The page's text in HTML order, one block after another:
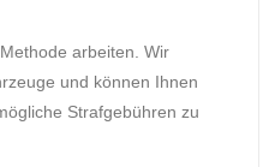
arbeiten. Wir
und können Ihnen
Strafgebühren zu